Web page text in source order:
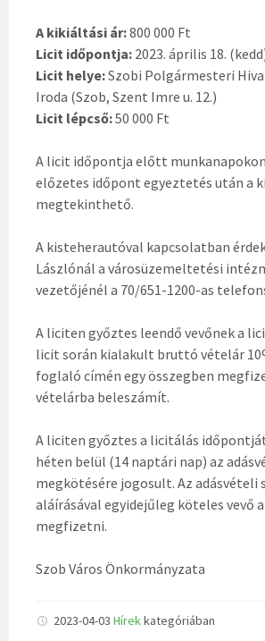
A kikiáltási ár:800 000 Ft
Licit időpontja: 2023. április 18.
Licit helye:Szobi Polgármesteri
Iroda (Szob, Szent Imre u. 12.)
Licit lépcső:50 000 Ft
A licit időpontja előtt
előzetes időpont egyeztetés után a
megtekinthető.
A kisteherautóval kapcsolatban
Lászlónál a városüzemeltetési
vezetőjénél a 70/651-1200-as
A liciten győztes leendő vevőnek a
licit során kialakult bruttó vételár
foglaló címén egy összegben
vételárba beleszámít.
A liciten győztes a licitálás
héten belül (14 naptári nap) az
megkötésére jogosult. Az adásvételi
aláírásával egyidejűleg köteles vevő
megfizetni.
Szob Város Önkormányzata
2023-04-03 Hírekkategóriában